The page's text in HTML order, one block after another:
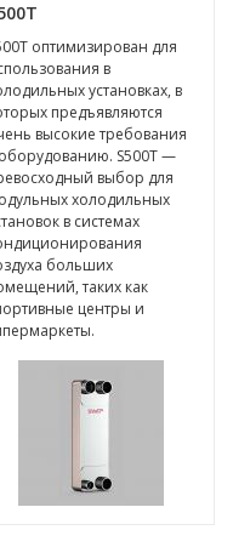
оптимизирован для
в
установках, в
предъявляются
высокие требования
S500T —
выбор для
холодильных
в системах
больших
таких как
центры и